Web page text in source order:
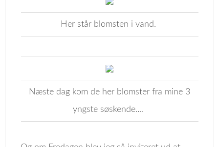
Her står blomsten i vand.
Næste dag kom de her blomster fra mine 3
yngste søskende….